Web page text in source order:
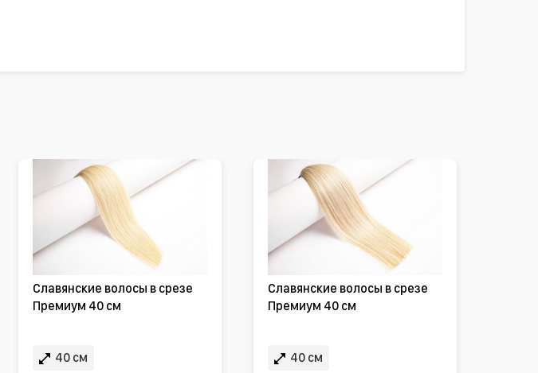
Славянские волосы в срезе
Премиум 40 см
40 см
Славянские волосы в срезе
Премиум 40 см
40 см